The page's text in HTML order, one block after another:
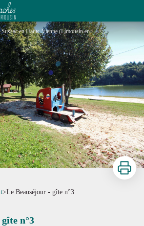
Les Gîtes de Sussac en Haute-Vienne (Limousin en Nouvelle Aquitaine)_1 - Gîtes de France® Haute-Vienne
Imprimer
>Le Beauséjour - gîte n°3
n°3